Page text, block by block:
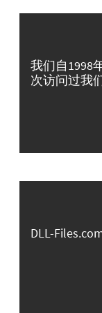
我们自1998
次访问过我
DLL-